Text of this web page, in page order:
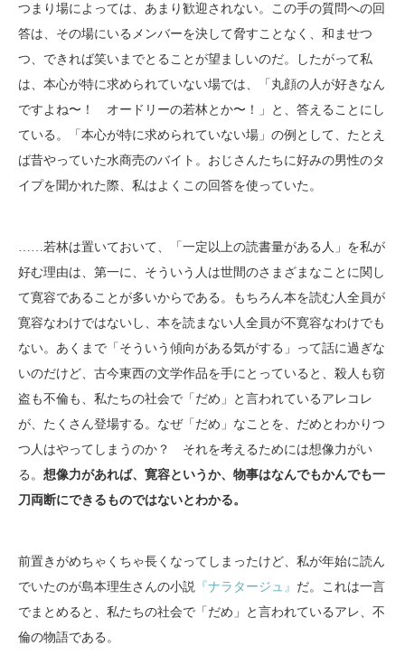
つまり場によっては、あまり歓迎されない。この手の質問への回
答は、その場にいるメンバーを決して脅すことなく、和ませつ
つ、できれば笑いまでとることが望ましいのだ。したがって私
は、本心が特に求められていない場では、「丸顔の人が好きなん
ですよね〜！ オードリーの若林とか〜！」と、答えることにし
ている。「本心が特に求められていない場」の例として、たとえ
ば昔やっていた水商売のバイト。おじさんたちに好みの男性のタ
イプを聞かれた際、私はよくこの回答を使っていた。
……若林は置いておいて、「一定以上の読書量がある人」を私が
好む理由は、第一に、そういう人は世間のさまざまなことに関し
て寛容であることが多いからである。もちろん本を読む人全員が
寛容なわけではないし、本を読まない人全員が不寛容なわけでも
ない。あくまで「そういう傾向がある気がする」って話に過ぎな
いのだけど、古今東西の文学作品を手にとっていると、殺人も窃
盗も不倫も、私たちの社会で「だめ」と言われているアレコレ
が、たくさん登場する。なぜ「だめ」なことを、だめとわかりつ
つ人はやってしまうのか？ それを考えるためには想像力がい
る。 想像力があれば、寛容というか、物事はなんでもかんでも一
刀両断にできるものではないとわかる。
前置きがめちゃくちゃ長くなってしまったけど、私が年始に読ん
でいたのが島本理生さんの小説
『ナラタージュ』 だ。これは一言
でまとめると、私たちの社会で「だめ」と言われているアレ、不
倫の物語である。